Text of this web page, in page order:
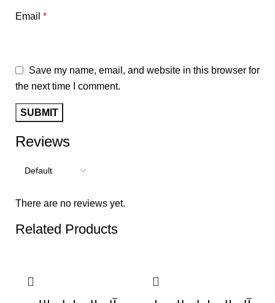
Reviews
There are no reviews yet.
Email *
Save my name, email, and website in this browser for
the next time I comment.
Related Products